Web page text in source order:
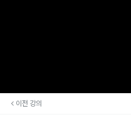
이전 강의